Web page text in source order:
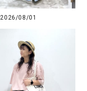
2026/08/01